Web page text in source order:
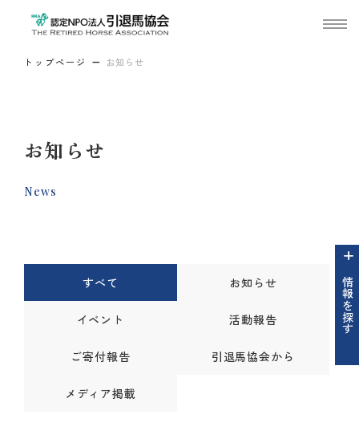
トップページ お知らせ
お知らせ
News
情報を探す
すべて お知らせ
イベント 活動報告
ご寄付報告 引退馬協会から
メディア掲載